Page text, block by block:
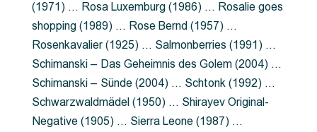
(1971) … Rosa Luxemburg (1986) … Rosalie goes
shopping (1989) … Rose Bernd (1957) …
Rosenkavalier (1925) … Salmonberries (1991) …
Schimanski – Das Geheimnis des Golem (2004) …
Schimanski – Sünde (2004) … Schtonk (1992) …
Schwarzwaldmädel (1950) … Shirayev Original-
Negative (1905) … Sierra Leone (1987) …